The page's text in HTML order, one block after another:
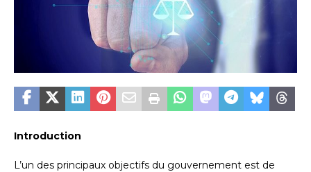
Introduction
L’un des principaux objectifs du gouvernement est de